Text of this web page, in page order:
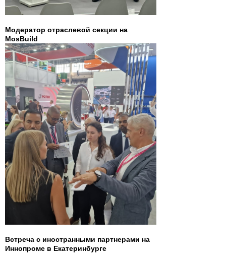
Модератор отраслевой секции на
MosBuild
Встреча с иностранными партнерами на
Иннопроме в Екатеринбурге